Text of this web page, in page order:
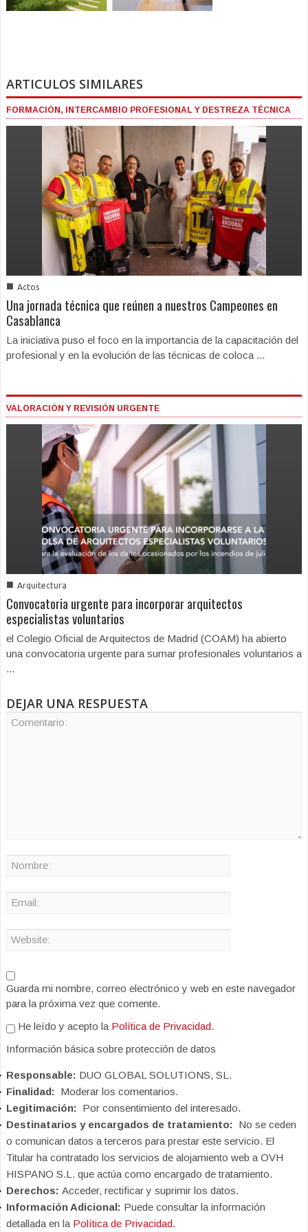
ARTICULOS SIMILARES
FORMACIÓN, INTERCAMBIO PROFESIONAL Y DESTREZA TÉCNICA
■ Actos
Una jornada técnica que reúnen a nuestros Campeones en
Casablanca
La iniciativa puso el foco en la importancia de la capacitación del
profesional y en la evolución de las técnicas de coloca ...
VALORACIÓN Y REVISIÓN URGENTE
■ Arquitectura
Convocatoria urgente para incorporar arquitectos
especialistas voluntarios
el Colegio Oficial de Arquitectos de Madrid (COAM) ha abierto
una convocatoria urgente para sumar profesionales voluntarios a
...
DEJAR UNA RESPUESTA
Guarda mi nombre, correo electrónico y web en este navegador
para la próxima vez que comente.
He leído y acepto la Política de Privacidad.
Información básica sobre protección de datos
Responsable: DUO GLOBAL SOLUTIONS, SL.
Finalidad: Moderar los comentarios.
Legitimación: Por consentimiento del interesado.
Destinatarios y encargados de tratamiento: No se ceden
o comunican datos a terceros para prestar este servicio. El
Titular ha contratado los servicios de alojamiento web a OVH
HISPANO S.L. que actúa como encargado de tratamiento.
Derechos: Acceder, rectificar y suprimir los datos.
Información Adicional: Puede consultar la información
detallada en la Política de Privacidad.